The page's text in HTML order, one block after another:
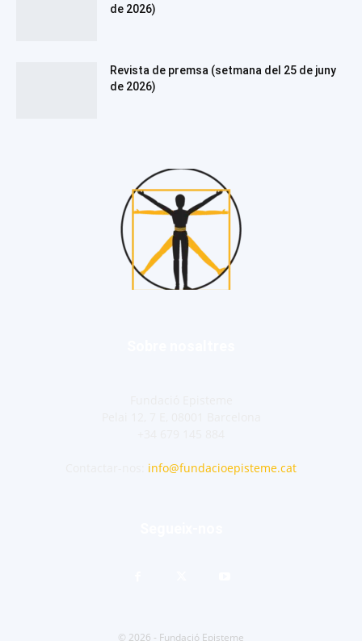
de 2026)
Revista de premsa (setmana del 25 de juny
de 2026)
info@fundacioepisteme.cat
© 2026 - Fundació Episteme